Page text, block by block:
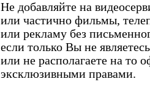
Не добавляйте на
или частично фильмы,
или рекламу без
если только Вы не
или не располагаете на то
эксклюзивными правами.